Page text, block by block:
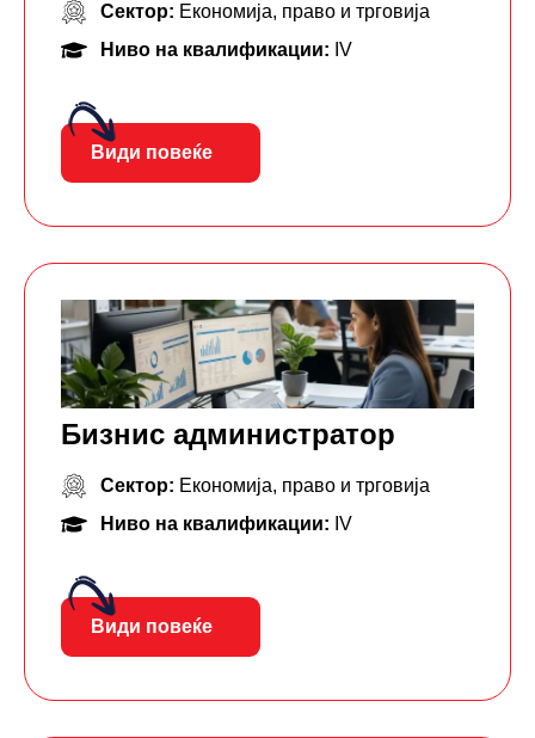
Сектор: Економија, право и трговија
Ниво на квалификации: IV
Види повеќе
Бизнис администратор
Сектор: Економија, право и трговија
Ниво на квалификации: IV
Види повеќе